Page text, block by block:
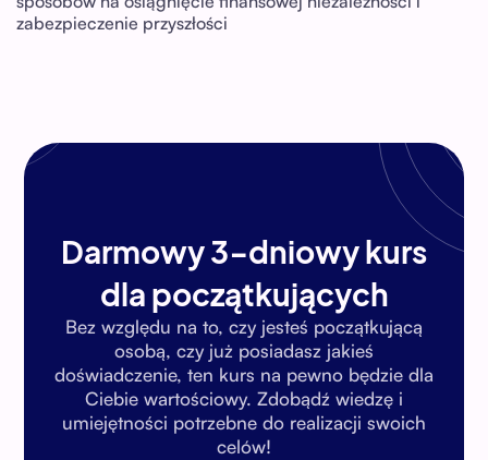
zabezpieczenie przyszłości
Darmowy 3-dniowy kurs
dla początkujących
Bez względu na to, czy jesteś początkującą
osobą, czy już posiadasz jakieś
doświadczenie, ten kurs na pewno będzie dla
Ciebie wartościowy. Zdobądź wiedzę i
umiejętności potrzebne do realizacji swoich
celów!